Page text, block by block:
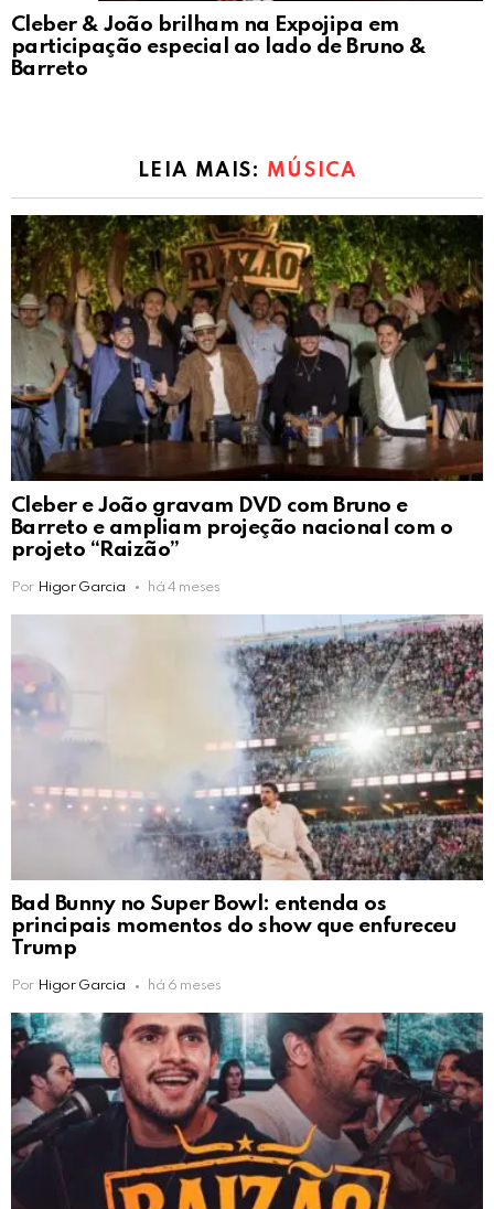
Cleber & João brilham na Expojipa em
participação especial ao lado de Bruno &
Barreto
LEIA MAIS: MÚSICA
Cleber e João gravam DVD com Bruno e
Barreto e ampliam projeção nacional com o
projeto “Raizão”
Por Higor Garcia há 4 meses
Bad Bunny no Super Bowl: entenda os
principais momentos do show que enfureceu
Trump
Por Higor Garcia há 6 meses